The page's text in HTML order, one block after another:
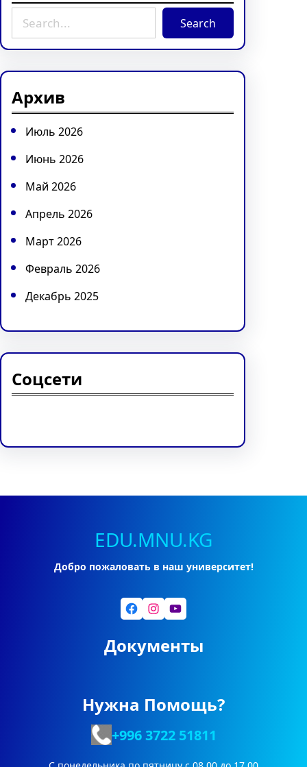
a
h
Search
Архив
Июль 2026
Июнь 2026
Май 2026
Апрель 2026
Март 2026
Февраль 2026
Декабрь 2025
Соцсети
EDU.MNU.KG
Добро пожаловать в наш университет!
Facebook Instagram YouTube
Документы
Нужна Помощь?
+996 372251811